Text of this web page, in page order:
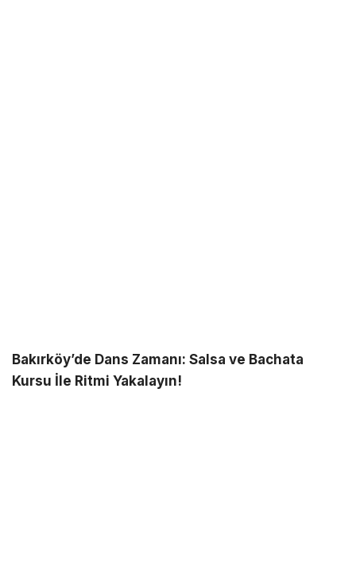
Bakırköy’de Dans Zamanı: Salsa ve Bachata
Kursu İle Ritmi Yakalayın!